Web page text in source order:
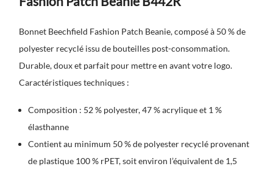
Bonnet Beechfield Fashion Patch Beanie, composé à 50 % de
polyester recyclé issu de bouteilles post-consommation.
Durable, doux et parfait pour mettre en avant votre logo.
Caractéristiques techniques :
Composition : 52 % polyester, 47 % acrylique et 1 %
élasthanne
Contient au minimum 50 % de polyester recyclé provenant
de plastique 100 % rPET, soit environ l’équivalent de 1,5